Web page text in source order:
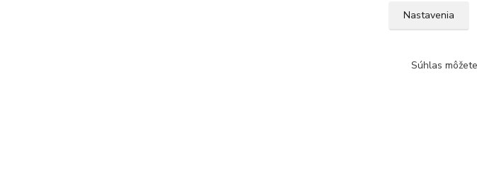
pneumatík v sídle spoločnosti na ul.
Geromettova 78, 96621 Lovča.
Nastavenia
Súhlas